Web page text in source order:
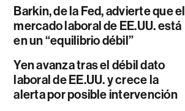
Barkin, de la Fed, advierte que el
mercado laboral de EE.UU. está
en un “equilibrio débil”
Yen avanza tras el débil dato
laboral de EE.UU. y crece la
alerta por posible intervención